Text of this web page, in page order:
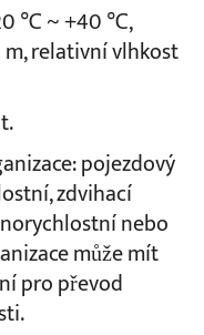
℃ ~ +40 ℃,
relativní vlhkost
pojezdový
zdvihací
nebo
může mít
pro převod